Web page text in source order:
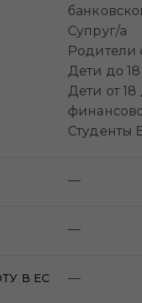
Супруг/а
Родители
Дети до 18
Дети от
Студенты
—
—
В ЕС —